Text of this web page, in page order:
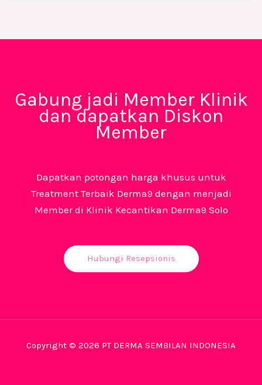
Gabung jadi Member Klinik
dan dapatkan Diskon
Member
Dapatkan potongan harga khusus untuk
Treatment Terbaik Derma9 dengan menjadi
Member di Klinik Kecantikan Derma9 Solo
Hubungi Resepsionis
Copyright © 2026 PT DERMA SEMBILAN INDONESIA